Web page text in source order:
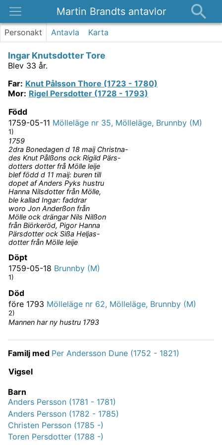
Martin Brandts antavlor
Platser
Om
Kontakt
Personakt Antavla Karta
Ingar Knutsdotter Tore
Blev 33 år.
Far: Knut Pålsson Thore (1723 - 1780)
Mor: Rigel Persdotter (1728 - 1793)
Född
1759-05-11 Mölleläge nr 35, Mölleläge, Brunnby (M)
1)
1759
2dra Bonedagen d 18 maij Christna-
des Knut Pålßons ock Rigild Pärs-
dotters dotter frå Mölle leije
blef född d 11 maij: buren till
dopet af Anders Pyks hustru
Hanna Nilsdotter från Mölle,
ble kallad Ingar: faddrar
woro Jon Anderßon från
Mölle ock drängar Nils Nilßon
från Biörkeröd, Pigor Hanna
Pärsdotter ock Sißa Heljas-
dotter från Mölle leije
Döpt
1759-05-18 Brunnby (M)
1)
Död
före 1793 Mölleläge nr 62, Mölleläge, Brunnby (M)
2)
Mannen har ny hustru 1793
Familj med Per Andersson Dune (1752 - 1821)
Vigsel
Barn
Anders Persson (1781 - 1781)
Anders Persson (1782 - 1785)
Christen Persson (1785 -)
Toren Persdotter (1788 -)